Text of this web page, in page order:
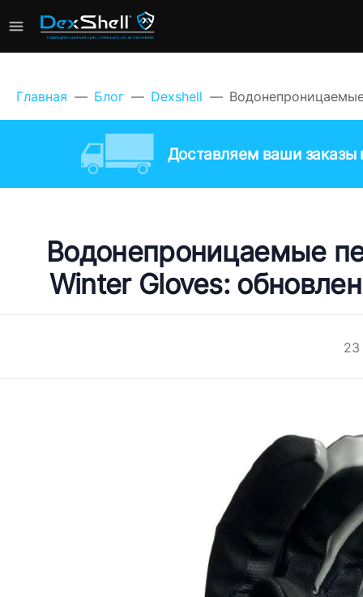
Главная Блог Dexshell
Доставляем ваши заказы
Водонепроницаемые
Winter Gloves:
23